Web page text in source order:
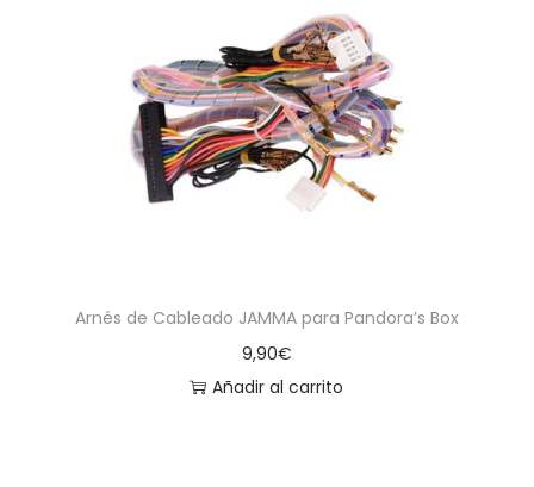
c
i
ó
n
d
o
Arnés de Cableado JAMMA para Pandora’s Box
9,90€
Añadir al carrito